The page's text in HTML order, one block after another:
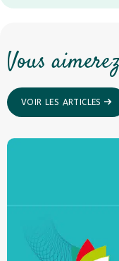
Vous
VOIR LES ARTICLES